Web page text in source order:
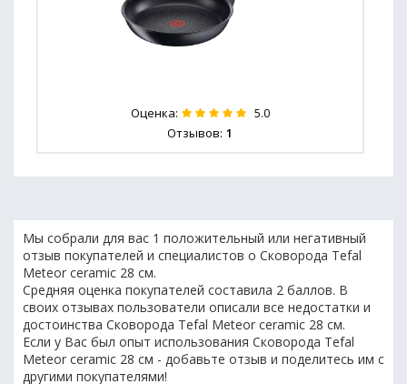
Оценка: 5.0
Отзывов: 1
Мы собрали для вас 1 положительный или негативный
отзыв покупателей и специалистов о Сковорода Tefal
Meteor ceramic 28 см.
Средняя оценка покупателей составила 2 баллов. В
своих отзывах пользователи описали все недостатки и
достоинства Сковорода Tefal Meteor ceramic 28 см.
Если у Вас был опыт использования Сковорода Tefal
Meteor ceramic 28 см - добавьте отзыв и поделитесь им с
другими покупателями!